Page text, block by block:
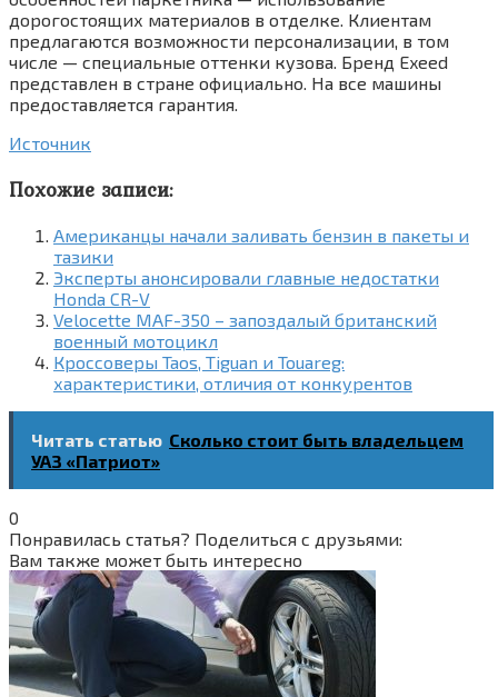
дорогостоящих материалов в отделке. Клиентам
предлагаются возможности персонализации, в том
числе — специальные оттенки кузова. Бренд Exeed
представлен в стране официально. На все машины
предоставляется гарантия.
Источник
Похожие записи:
Американцы начали заливать бензин в пакеты и
тазики
Эксперты анонсировали главные недостатки
Honda CR-V
Velocette MAF-350 – запоздалый британский
военный мотоцикл
Кроссоверы Taos, Tiguan и Touareg:
характеристики, отличия от конкурентов
Читать статью Сколько стоит быть владельцем
УАЗ «Патриот»
0
Понравилась статья? Поделиться с друзьями:
Вам также может быть интересно